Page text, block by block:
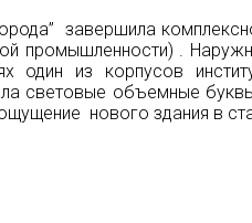
завершила
промышленности) .
один из корпусов
световые объемные
нового здания в